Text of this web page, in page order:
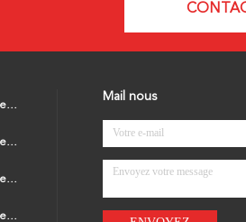
Capteur de mouvement à micro-ondes
Capteur de mouvement de BLE
Capteur de mouvement de PIR
Capteur de mouvement dimmable
Mail nous